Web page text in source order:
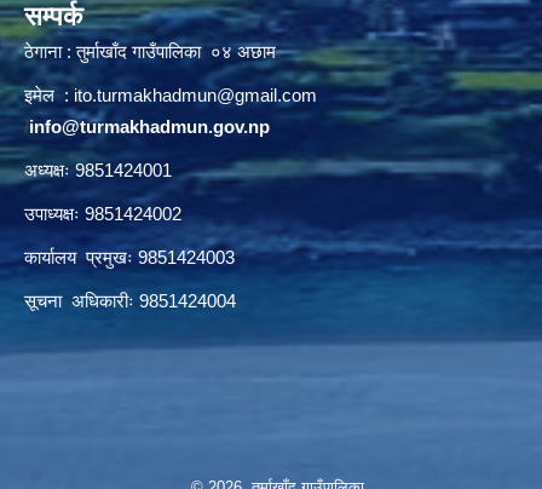
सम्पर्क
ठेगाना : तुर्माखाँद गाउँपालिका ०४ अछाम
इमेल : ito.turmakhadmun@gmail.com
/info@turmakhadmun.gov.np
अध्यक्षः 9851424001
उपाध्यक्षः 9851424002
कार्यालय प्रमुखः 9851424003
सूचना अधिकारीः 9851424004